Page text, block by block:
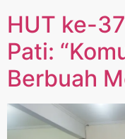
HUT ke-
Pati:
Berbuah